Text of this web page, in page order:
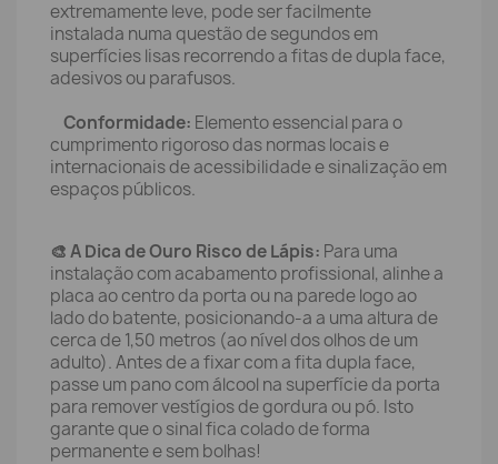
extremamente leve, pode ser facilmente
instalada numa questão de segundos em
superfícies lisas recorrendo a fitas de dupla face,
adesivos ou parafusos.
Conformidade: Elemento essencial para o
cumprimento rigoroso das normas locais e
internacionais de acessibilidade e sinalização em
espaços públicos.
🎨 A Dica de Ouro Risco de Lápis: Para uma
instalação com acabamento profissional, alinhe a
placa ao centro da porta ou na parede logo ao
lado do batente, posicionando-a a uma altura de
cerca de 1,50 metros (ao nível dos olhos de um
adulto). Antes de a fixar com a fita dupla face,
passe um pano com álcool na superfície da porta
para remover vestígios de gordura ou pó. Isto
garante que o sinal fica colado de forma
permanente e sem bolhas!